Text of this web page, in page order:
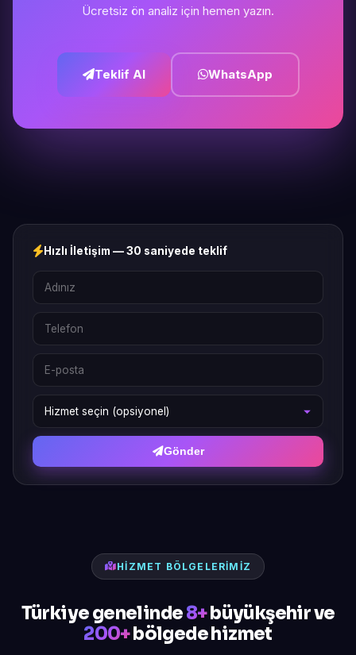
Ücretsiz ön analiz için hemen yazın.
Teklif Al WhatsApp
Hızlı İletişim — 30 saniyede teklif
Gönder
HIZMET BÖLGELERIMIZ
Türkiye genelinde8+büyükşehir ve
200+bölgede hizmet